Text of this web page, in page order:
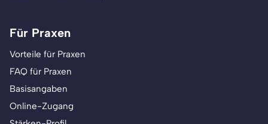
Für Praxen
Vorteile für Praxen
FAQ für Praxen
Basisangaben
Online-Zugang